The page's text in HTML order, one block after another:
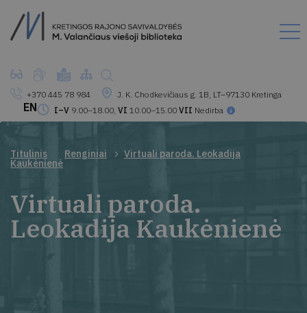
+370 445 78 984
J. K. Chodkevičiaus g. 1B, LT–97130 Kretinga
I–V 9.00–18.00, VI 10.00–15.00 VII Nedirba
EN
Titulinis Renginiai Virtuali paroda. Leokadija
Kaukėnienė
Virtuali paroda.
Leokadija Kaukėnienė